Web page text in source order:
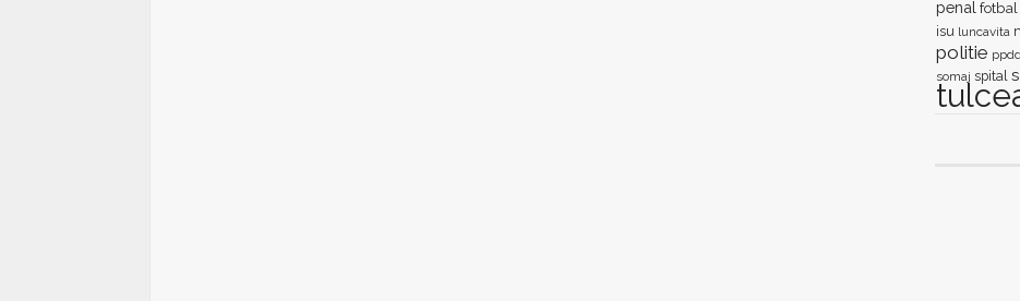
penal fotbal
isu luncavita
politie ppdd
somaj spital